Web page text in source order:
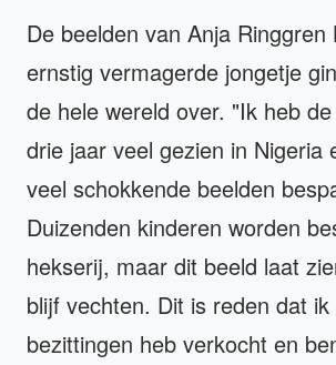
De beelden van Anja Ringgren
ernstig vermagerde jongetje
de hele wereld over. "Ik heb
drie jaar veel gezien in Nigeria
veel schokkende beelden
Duizenden kinderen worden
hekserij, maar dit beeld laat
blijf vechten. Dit is reden dat ik
bezittingen heb verkocht en